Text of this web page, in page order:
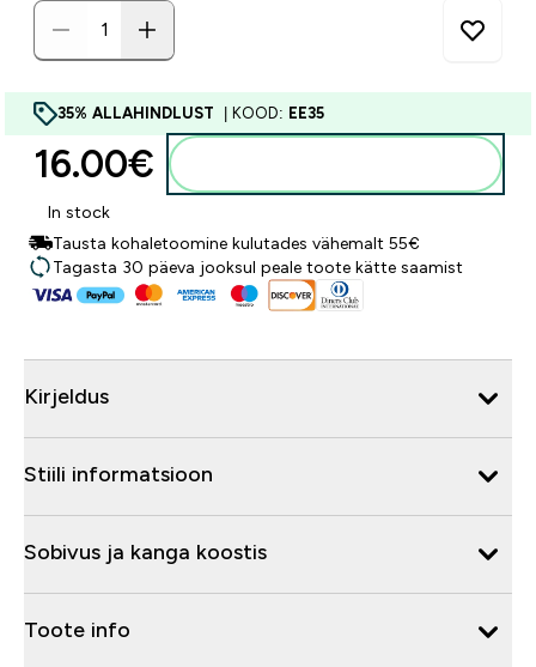
35% ALLAHINDLUST | KOOD: EE35
16.00€‎
In stock
Tausta kohaletoomine kulutades vähemalt 55€
Tagasta 30 päeva jooksul peale toote kätte saamist
Kirjeldus
Stiili informatsioon
Sobivus ja kanga koostis
Toote info